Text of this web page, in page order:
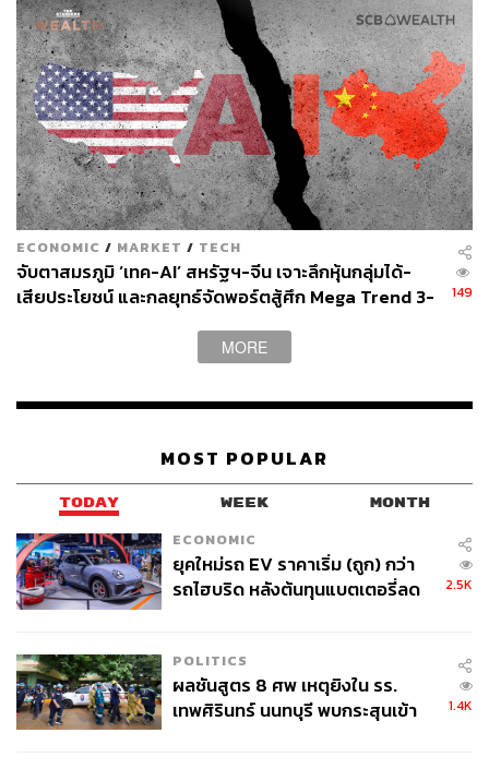
ECONOMIC / MARKET / TECH
จับตาสมรภูมิ ‘เทค-AI’ สหรัฐฯ-จีน เจาะลึกหุ้นกลุ่มได้-
เสียประโยชน์ และกลยุทธ์จัดพอร์ตสู้ศึก Mega Trend 3-
149
MORE
MOST POPULAR
TODAY WEEK MONTH
ECONOMIC
ยุคใหม่รถ EV ราคาเริ่ม (ถูก) กว่า
รถไฮบริด หลังต้นทุนแบตเตอรี่ลด
2.5K
POLITICS
ผลชันสูตร 8 ศพ เหตุยิงใน รร.
เทพศิรินทร์ นนทบุรี พบกระสุนเข้า
1.4K